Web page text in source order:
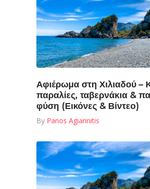
Αφιέρωμα στη Χιλιαδού –
παραλίες, ταβερνάκια &
φύση (Εικόνες & Βίντεο)
By Panos Agiannitis